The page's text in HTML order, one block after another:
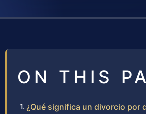
ON THIS
¿Qué significa un divorcio por